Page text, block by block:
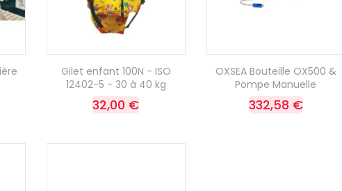
Gilet enfant 100N - ISO
12402-5 - 30 à 40 kg
32,00 €
OXSEA Bouteille OX500 &
Pompe Manuelle
332,58 €